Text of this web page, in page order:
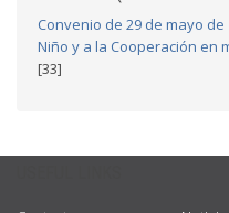
Convenio de 29 de mayo
Niño y a la Cooperación en
[33]